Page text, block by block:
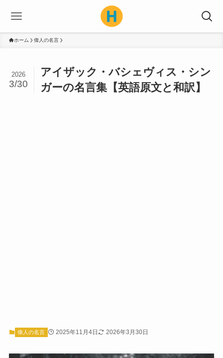
ホーム 偉人の名言
アイザック・バシェヴィス・シン
ガーの名言集【英語原文と和訳】
2026
3/30
偉人の名言 2025年11月4日 2026年3月30日